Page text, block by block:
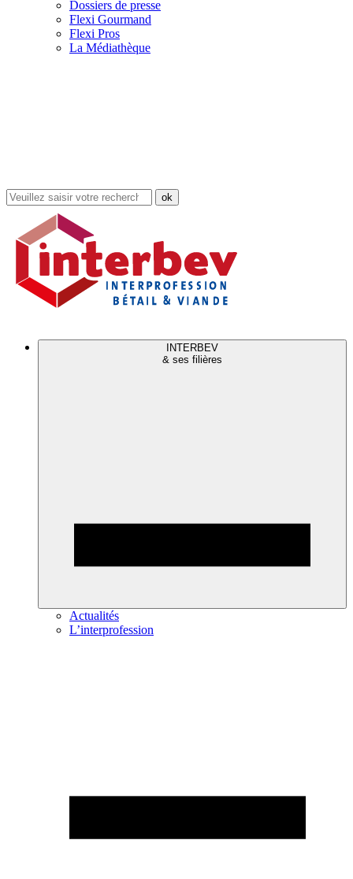
Dossiers de presse
Flexi Gourmand
Flexi Pros
La Médiathèque
Rechercher
dans
site
INTERBEV
& ses filières
Actualités
L’interprofession